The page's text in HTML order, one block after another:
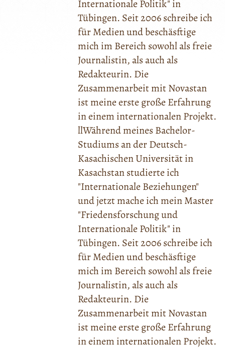
Internationale Politik" in
Tübingen. Seit 2006 schreibe ich
für Medien und beschäsftige
mich im Bereich sowohl als freie
Journalistin, als auch als
Redakteurin. Die
Zusammenarbeit mit Novastan
ist meine erste große Erfahrung
in einem internationalen Projekt.
llWährend meines Bachelor-
Studiums an der Deutsch-
Kasachischen Universität in
Kasachstan studierte ich
"Internationale Beziehungen"
und jetzt mache ich mein Master
"Friedensforschung und
Internationale Politik" in
Tübingen. Seit 2006 schreibe ich
für Medien und beschäsftige
mich im Bereich sowohl als freie
Journalistin, als auch als
Redakteurin. Die
Zusammenarbeit mit Novastan
ist meine erste große Erfahrung
in einem internationalen Projekt.